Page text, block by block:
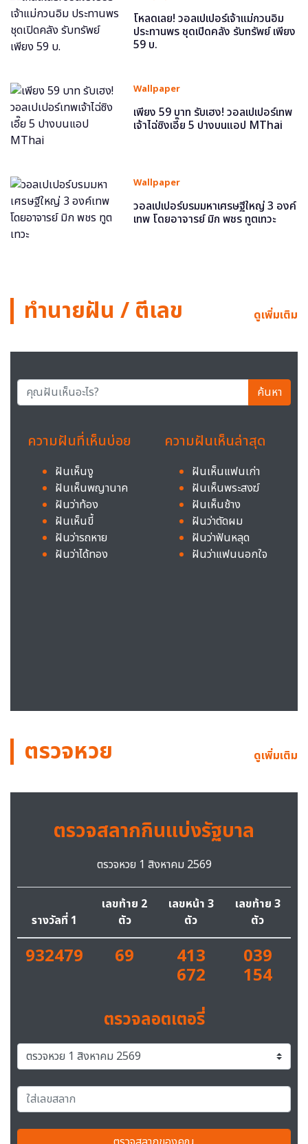
โหลดเลย! วอลเปเปอร์เจ้าแม่กวนอิม
ประทานพร ชุดเปิดคลัง รับทรัพย์ เพียง
59 บ.
Wallpaper
เพียง 59 บาท รับเฮง! วอลเปเปอร์เทพ
เจ้าไฉ่ซิงเอี๊ย 5 ปางบนแอป MThai
Wallpaper
วอลเปเปอร์บรมมหาเศรษฐีใหญ่ 3 องค์
เทพ โดยอาจารย์ มิก พชร ทูตเทวะ
ทำนายฝัน / ตีเลข ดูเพิ่มเติม
ค้นหา
ความฝันที่เห็นบ่อย
ฝันเห็นงู
ฝันเห็นพญานาค
ฝันว่าท้อง
ฝันเห็นขี้
ฝันว่ารถหาย
ฝันว่าได้ทอง
ความฝันเห็นล่าสุด
ฝันเห็นแฟนเก่า
ฝันเห็นพระสงฆ์
ฝันเห็นช้าง
ฝันว่าตัดผม
ฝันว่าฟันหลุด
ฝันว่าแฟนนอกใจ
ตรวจหวย ดูเพิ่มเติม
ตรวจสลากกินแบ่งรัฐบาล
ตรวจหวย 1 สิงหาคม 2569
รางวัลที่ 1
เลขท้าย 2
ตัว
เลขหน้า 3
ตัว
เลขท้าย 3
ตัว
932479 69 413
672
039
154
ตรวจลอตเตอรี่